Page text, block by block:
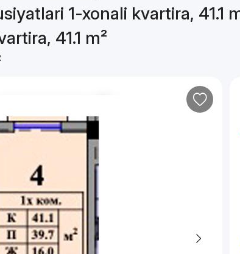
1-xonali kvartira, 41.1
41.1 m²